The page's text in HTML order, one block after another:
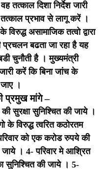
तत्काल दिशा निर्देश जारी
प्रभाव से लागू करें ।
असामाजिक तत्वो द्वारा
बढता जा रहा है यह
बडी चुनौती है ।मुख्यमंत्री
करें कि बिना जांच के
।
प्रमुख मांगे –
सुरक्षा सुनिश्चित की जाये ।
के विरुद्ध त्वरित कठोरतम
को एक करोड रुपये की
जाये । 4- परिवार मे आश्रित
सुनिश्चित की जाये । 5-